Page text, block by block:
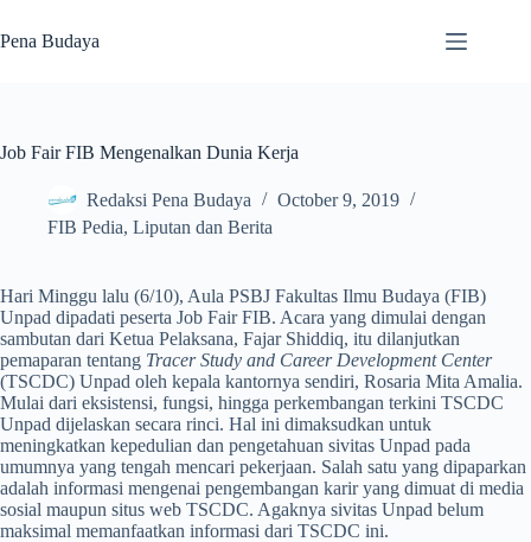
to
content
Pena Budaya
Job Fair FIB Mengenalkan Dunia Kerja
Redaksi Pena Budaya
October 9, 2019
FIB Pedia, Liputan dan Berita
Hari Minggu lalu (6/10), Aula PSBJ Fakultas Ilmu Budaya (FIB)
Unpad dipadati peserta Job Fair FIB. Acara yang dimulai dengan
sambutan dari Ketua Pelaksana, Fajar Shiddiq, itu dilanjutkan
pemaparan tentang Tracer Study and Career Development Center
(TSCDC) Unpad oleh kepala kantornya sendiri, Rosaria Mita Amalia.
Mulai dari eksistensi, fungsi, hingga perkembangan terkini TSCDC
Unpad dijelaskan secara rinci. Hal ini dimaksudkan untuk
meningkatkan kepedulian dan pengetahuan sivitas Unpad pada
umumnya yang tengah mencari pekerjaan. Salah satu yang dipaparkan
adalah informasi mengenai pengembangan karir yang dimuat di media
sosial maupun situs web TSCDC. Agaknya sivitas Unpad belum
maksimal memanfaatkan informasi dari TSCDC ini.